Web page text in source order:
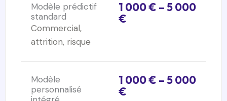
Modèle prédictif
standard
Commercial,
attrition, risque
1 000 € – 5 000
€
Modèle
personnalisé
1 000 € – 5 000
€